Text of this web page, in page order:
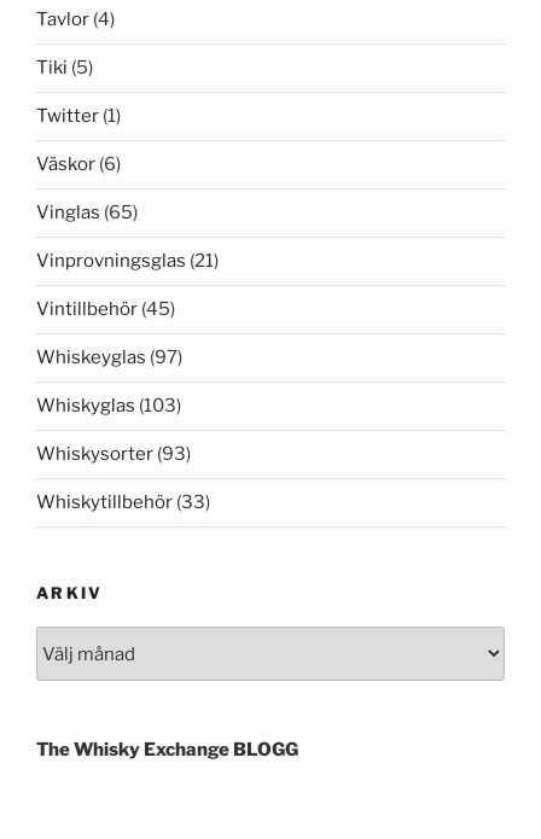
Tavlor (4)
Tiki (5)
Twitter (1)
Väskor (6)
Vinglas (65)
Vinprovningsglas (21)
Vintillbehör (45)
Whiskeyglas (97)
Whiskyglas (103)
Whiskysorter (93)
Whiskytillbehör (33)
ARKIV
The Whisky Exchange BLOGG